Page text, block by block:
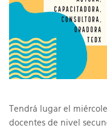
Tendrá lugar el
docentes de nivel